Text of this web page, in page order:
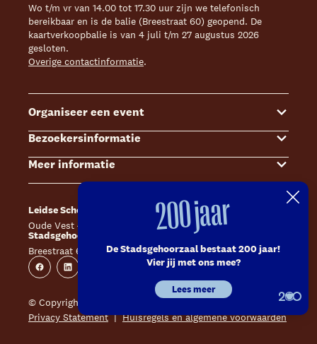
Wo t/m vr van 14.00 tot 17.30 uur zijn we telefonisch
bereikbaar en is de balie (Breestraat 60) geopend. De
kaartverkoopbalie is van 4 juli t/m 27 augustus 2026
gesloten.
Overige contactinformatie.
Organiseer een event
Events
Zalenoverzicht
Contact Sales & Events
Offerte aanvragen
Bezoekersinformatie
Kaartverkoop
Bereikbaarheid
Toegankelijkheid
Huisregels en algemene voorwaarden
Veelgestelde vragen
Meer informatie
Steun ons
Technische informatie
Vacatures
Contact
Leidse Schouwburg
Oude Vest 43, 2312 XS Leiden
Stadsgehoorzaal Leiden
Breestraat 60, 2311 CS Leiden
FacebookLinkedin
Café Caat
Catharinahof, 2311 CS Leiden
Website Instagram
© Copyright 2026 Leidse Schouwburg - Stadsgehoorzaal
Privacy Statement
Huisregels en algemene voorwaarden
200 jaar
De Stadsgehoorzaal bestaat 200 jaar!
Vier jij met ons mee?
Lees meer